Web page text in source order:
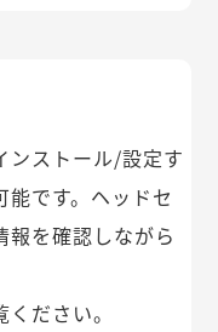
ンストール/設定す
です。ヘッドセ
報を確認しながら
ださい。